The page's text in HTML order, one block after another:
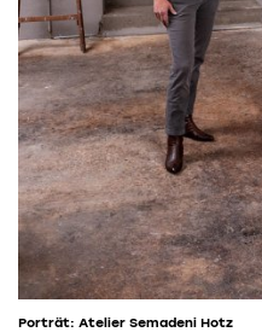
Porträt: Atelier Semadeni Hotz